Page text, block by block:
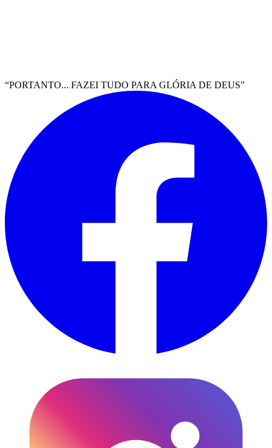
“PORTANTO... FAZEI TUDO PARA GLÓRIA DE DEUS”